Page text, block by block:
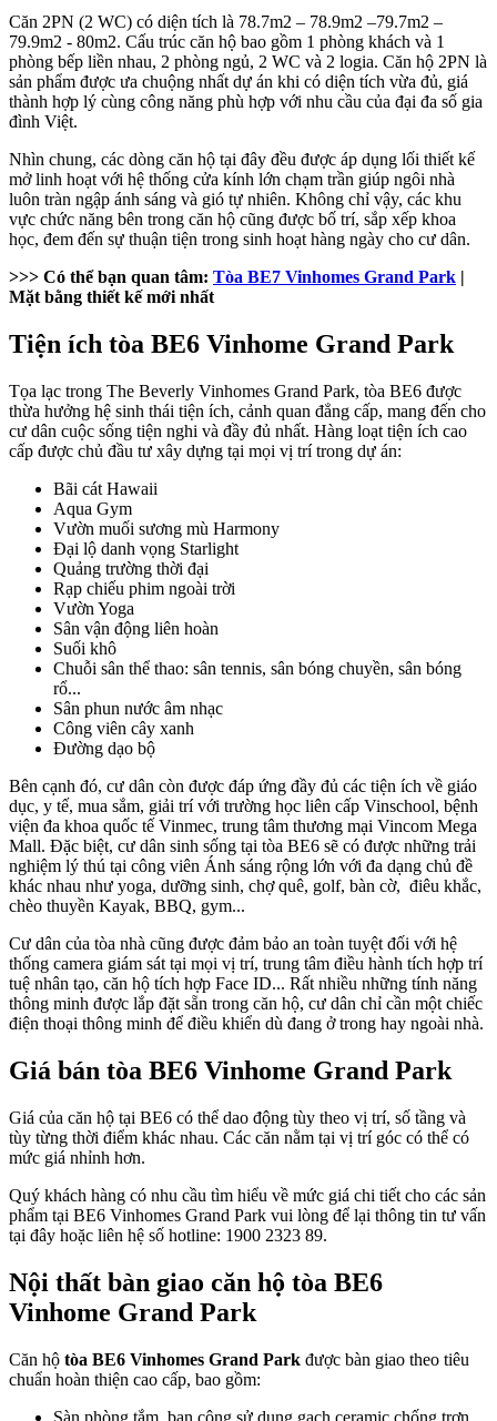
Căn 2PN (2 WC) có diện tích là 78.7m2 – 78.9m2 –79.7m2 –
79.9m2 - 80m2. Cấu trúc căn hộ bao gồm 1 phòng khách và 1
phòng bếp liền nhau, 2 phòng ngủ, 2 WC và 2 logia. Căn hộ 2PN là
sản phẩm được ưa chuộng nhất dự án khi có diện tích vừa đủ, giá
thành hợp lý cùng công năng phù hợp với nhu cầu của đại đa số gia
đình Việt.
Nhìn chung, các dòng căn hộ tại đây đều được áp dụng lối thiết kế
mở linh hoạt với hệ thống cửa kính lớn chạm trần giúp ngôi nhà
luôn tràn ngập ánh sáng và gió tự nhiên. Không chỉ vậy, các khu
vực chức năng bên trong căn hộ cũng được bố trí, sắp xếp khoa
học, đem đến sự thuận tiện trong sinh hoạt hàng ngày cho cư dân.
>>> Có thể bạn quan tâm: Tòa BE7 Vinhomes Grand Park |
Mặt bằng thiết kế mới nhất
Tiện ích tòa BE6 Vinhome Grand Park
Tọa lạc trong The Beverly Vinhomes Grand Park, tòa BE6 được
thừa hưởng hệ sinh thái tiện ích, cảnh quan đẳng cấp, mang đến cho
cư dân cuộc sống tiện nghi và đầy đủ nhất. Hàng loạt tiện ích cao
cấp được chủ đầu tư xây dựng tại mọi vị trí trong dự án:
Bãi cát Hawaii
Aqua Gym
Vườn muối sương mù Harmony
Đại lộ danh vọng Starlight
Quảng trường thời đại
Rạp chiếu phim ngoài trời
Vườn Yoga
Sân vận động liên hoàn
Suối khô
Chuỗi sân thể thao: sân tennis, sân bóng chuyền, sân bóng
rổ...
Sân phun nước âm nhạc
Công viên cây xanh
Đường dạo bộ
Bên cạnh đó, cư dân còn được đáp ứng đầy đủ các tiện ích về giáo
dục, y tế, mua sắm, giải trí với trường học liên cấp Vinschool, bệnh
viện đa khoa quốc tế Vinmec, trung tâm thương mại Vincom Mega
Mall. Đặc biệt, cư dân sinh sống tại tòa BE6 sẽ có được những trải
nghiệm lý thú tại công viên Ánh sáng rộng lớn với đa dạng chủ đề
khác nhau như yoga, dưỡng sinh, chợ quê, golf, bàn cờ, điêu khắc,
chèo thuyền Kayak, BBQ, gym...
Cư dân của tòa nhà cũng được đảm bảo an toàn tuyệt đối với hệ
thống camera giám sát tại mọi vị trí, trung tâm điều hành tích hợp trí
tuệ nhân tạo, căn hộ tích hợp Face ID... Rất nhiều những tính năng
thông minh được lắp đặt sẵn trong căn hộ, cư dân chỉ cần một chiếc
điện thoại thông minh để điều khiển dù đang ở trong hay ngoài nhà.
Giá bán tòa BE6 Vinhome Grand Park
Giá của căn hộ tại BE6 có thể dao động tùy theo vị trí, số tầng và
tùy từng thời điểm khác nhau. Các căn nằm tại vị trí góc có thể có
mức giá nhỉnh hơn.
Quý khách hàng có nhu cầu tìm hiểu về mức giá chi tiết cho các sản
phẩm tại BE6 Vinhomes Grand Park vui lòng để lại thông tin tư vấn
tại đây hoặc liên hệ số hotline: 1900 2323 89.
Nội thất bàn giao căn hộ tòa BE6
Vinhome Grand Park
Căn hộ tòa BE6 Vinhomes Grand Park được bàn giao theo tiêu
chuẩn hoàn thiện cao cấp, bao gồm:
Sàn phòng tắm, ban công sử dụng gạch ceramic chống trơn,